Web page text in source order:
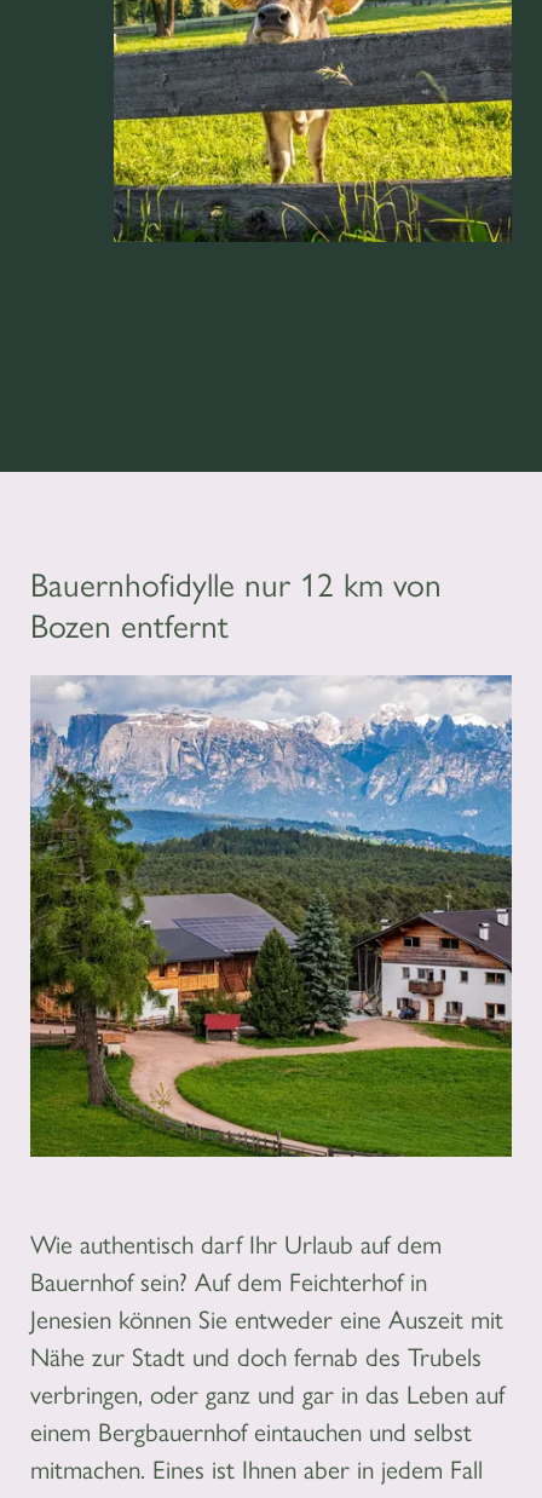
Bauernhofidylle nur 12 km von
Bozen entfernt
Wie authentisch darf Ihr Urlaub auf dem
Bauernhof sein? Auf dem Feichterhof in
Jenesien können Sie entweder eine Auszeit mit
Nähe zur Stadt und doch fernab des Trubels
verbringen, oder ganz und gar in das Leben auf
einem Bergbauernhof eintauchen und selbst
mitmachen. Eines ist Ihnen aber in jedem Fall